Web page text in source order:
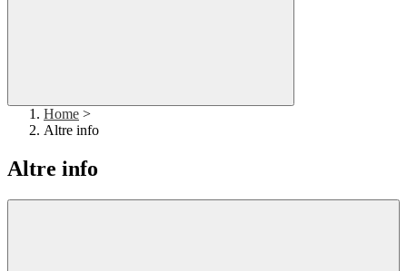
Home >
Altre info
Altre info